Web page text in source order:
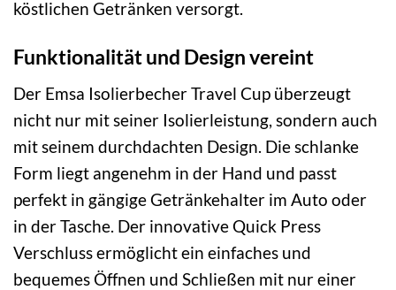
köstlichen Getränken versorgt.
Funktionalität und Design vereint
Der Emsa Isolierbecher Travel Cup überzeugt
nicht nur mit seiner Isolierleistung, sondern auch
mit seinem durchdachten Design. Die schlanke
Form liegt angenehm in der Hand und passt
perfekt in gängige Getränkehalter im Auto oder
in der Tasche. Der innovative Quick Press
Verschluss ermöglicht ein einfaches und
bequemes Öffnen und Schließen mit nur einer